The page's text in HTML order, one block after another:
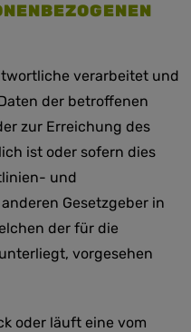
D
verarbeitet und
der betroffenen
zur Erreichung des
ist oder sofern dies
und
Gesetzgeber in
der für die
vorgesehen
oder läuft eine vom